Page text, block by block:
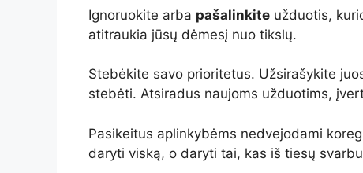
Ignoruokite arba pašalinkite užduotis,
atitraukia jūsų dėmesį nuo tikslų.
Stebėkite savo prioritetus. Užsirašykite
stebėti. Atsiradus naujoms užduotims,
Pasikeitus aplinkybėms nedvejodami
daryti viską, o daryti tai, kas iš tiesų